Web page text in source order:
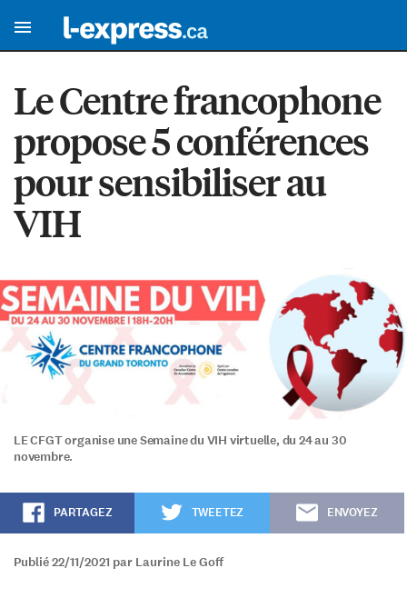
Le Centre francophone
propose 5 conférences
pour sensibiliser au
VIH
LE CFGT organise une Semaine du VIH virtuelle, du 24 au 30
novembre.
PARTAGEZ TWEETEZ ENVOYEZ
Publié 22/11/2021 par Laurine Le Goff